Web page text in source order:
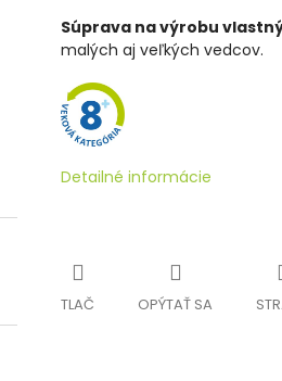
Súprava na výrobu
malých aj veľkých vedcov.
Detailné informácie
TLAČ OPÝTAŤ SA